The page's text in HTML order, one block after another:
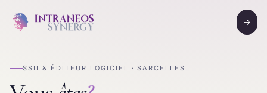
→
SSII & ÉDITEUR LOGICIEL · SARCELLES